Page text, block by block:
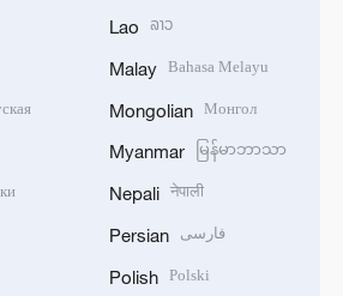
Lao ລາວ
Malay Bahasa Melayu
Mongolian Монгол
Myanmar မြန်မာဘာသာ
Nepali नेपाली
Persian فارسی
Polish Polski